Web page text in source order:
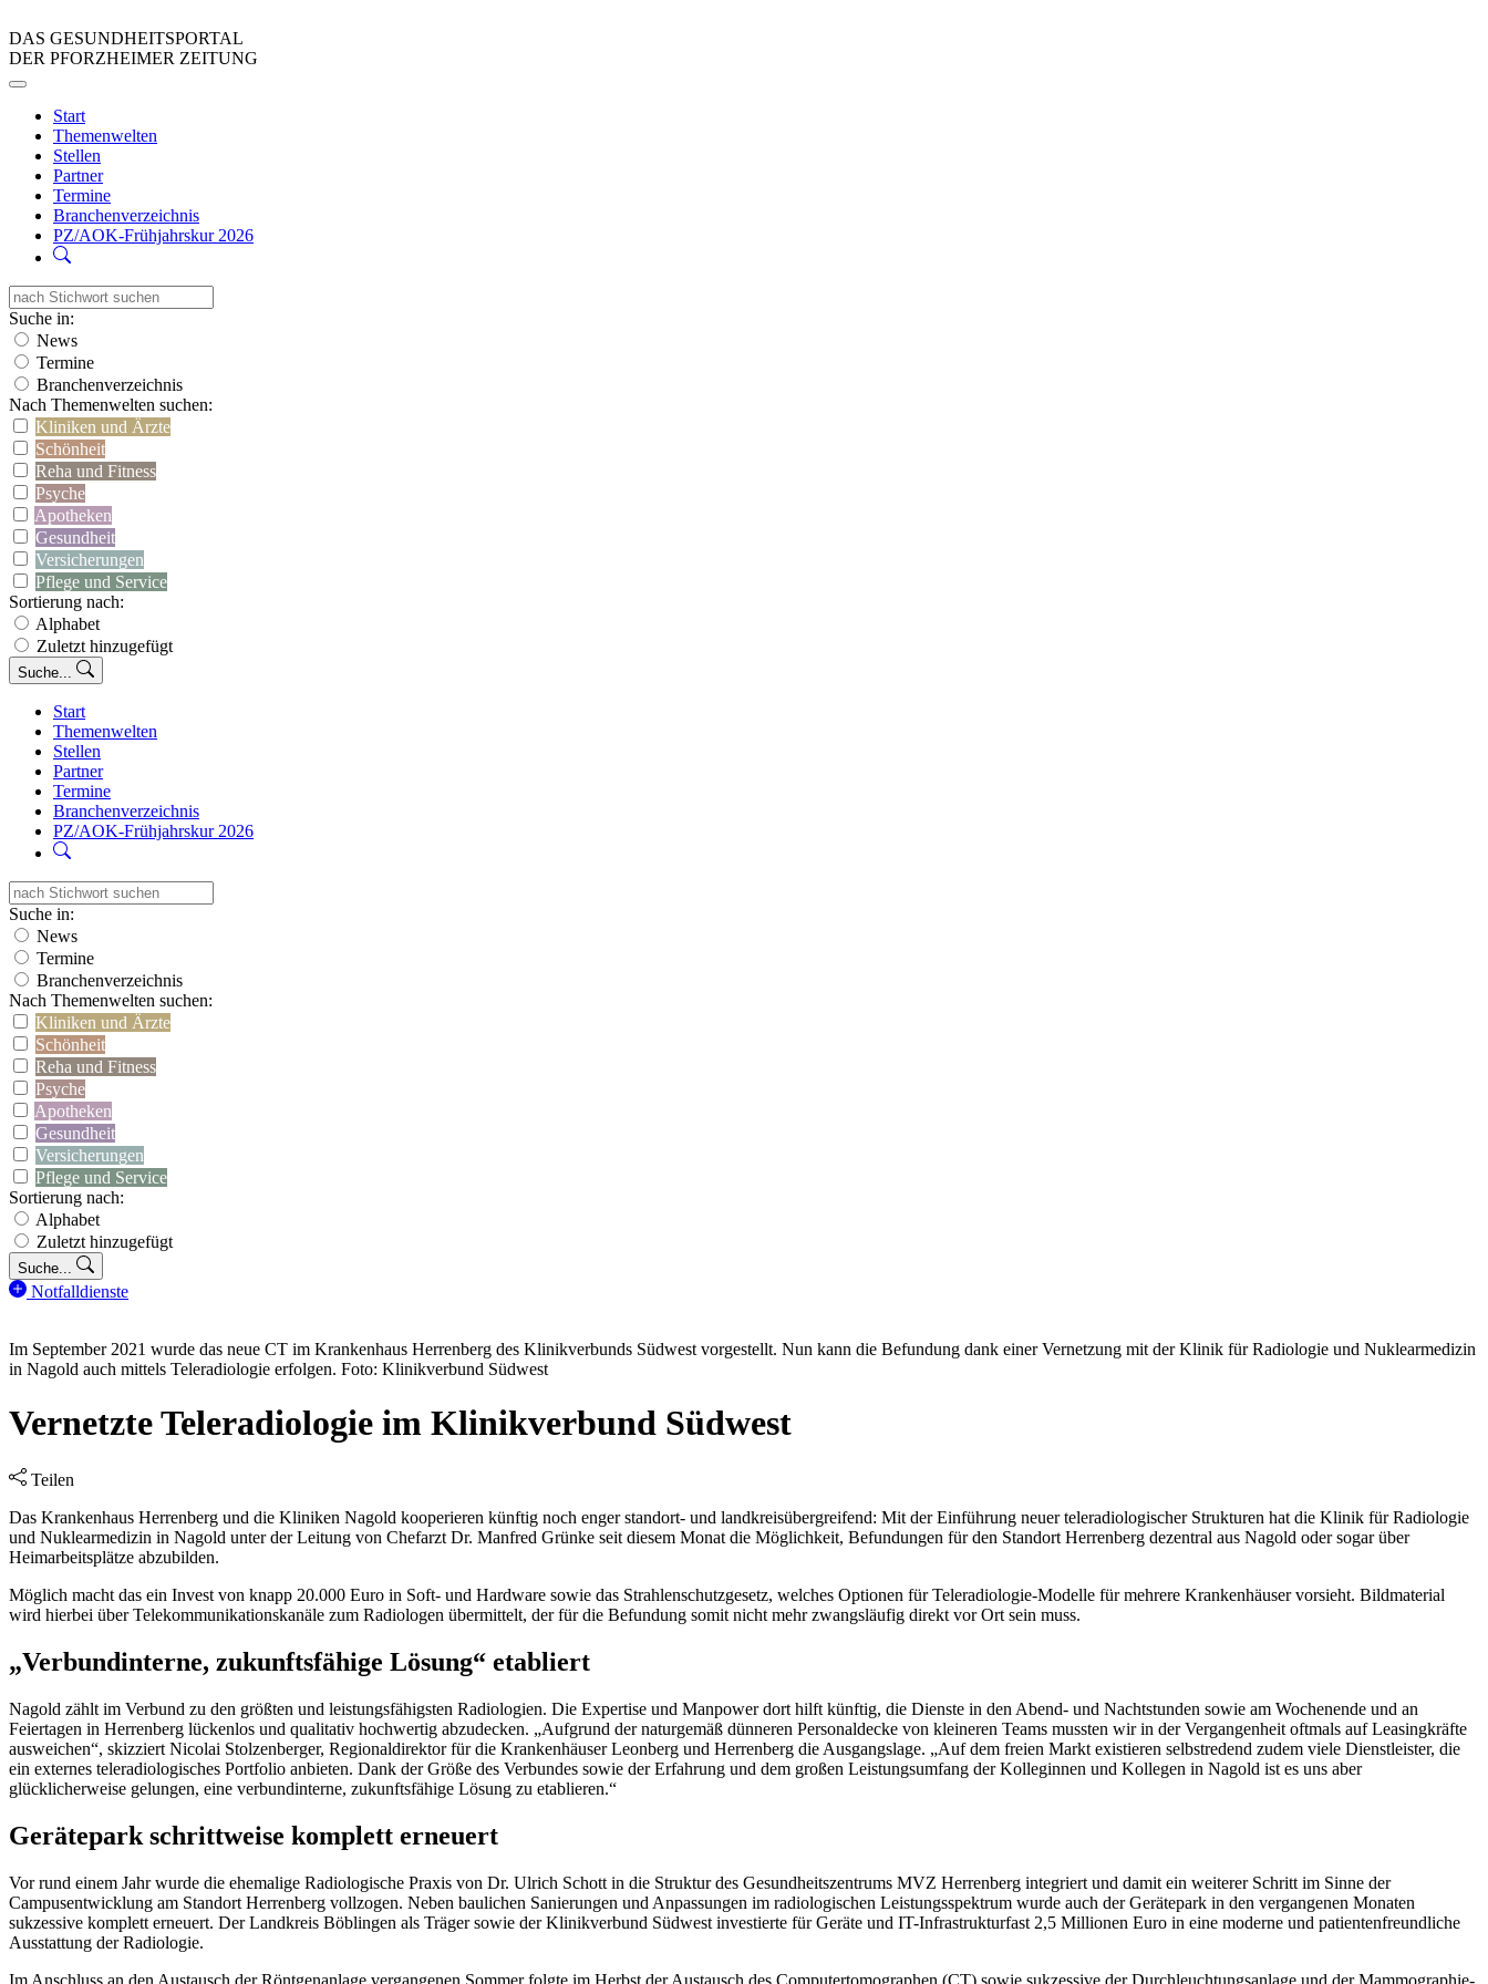
DAS GESUNDHEITSPORTAL
DER PFORZHEIMER ZEITUNG
Start
Themenwelten
Stellen
Partner
Termine
Branchenverzeichnis
PZ/AOK-Frühjahrskur 2026
Suche in:
News
Termine
Branchenverzeichnis
Nach Themenwelten suchen:
Kliniken und Ärzte
Schönheit
Reha und Fitness
Psyche
Apotheken
Gesundheit
Versicherungen
Pflege und Service
Sortierung nach:
Alphabet
Zuletzt hinzugefügt
Suche...
Start
Themenwelten
Stellen
Partner
Termine
Branchenverzeichnis
PZ/AOK-Frühjahrskur 2026
Suche in:
News
Termine
Branchenverzeichnis
Nach Themenwelten suchen:
Kliniken und Ärzte
Schönheit
Reha und Fitness
Psyche
Apotheken
Gesundheit
Versicherungen
Pflege und Service
Sortierung nach:
Alphabet
Zuletzt hinzugefügt
Suche...
Notfalldienste
Im September 2021 wurde das neue CT im Krankenhaus Herrenberg des Klinikverbunds Südwest vorgestellt. Nun kann die Befundung dank einer Vernetzung mit der Klinik für Radiologie und Nuklearmedizin
in Nagold auch mittels Teleradiologie erfolgen. Foto: Klinikverbund Südwest
Vernetzte Teleradiologie im Klinikverbund Südwest
Teilen
Das Krankenhaus Herrenberg und die Kliniken Nagold kooperieren künftig noch enger standort- und landkreisübergreifend: Mit der Einführung neuer teleradiologischer Strukturen hat die Klinik für Radiologie
und Nuklearmedizin in Nagold unter der Leitung von Chefarzt Dr. Manfred Grünke seit diesem Monat die Möglichkeit, Befundungen für den Standort Herrenberg dezentral aus Nagold oder sogar über
Heimarbeitsplätze abzubilden.
Möglich macht das ein Invest von knapp 20.000 Euro in Soft- und Hardware sowie das Strahlenschutzgesetz, welches Optionen für Teleradiologie-Modelle für mehrere Krankenhäuser vorsieht. Bildmaterial
wird hierbei über Telekommunikationskanäle zum Radiologen übermittelt, der für die Befundung somit nicht mehr zwangsläufig direkt vor Ort sein muss.
„Verbundinterne, zukunftsfähige Lösung“ etabliert
Nagold zählt im Verbund zu den größten und leistungsfähigsten Radiologien. Die Expertise und Manpower dort hilft künftig, die Dienste in den Abend- und Nachtstunden sowie am Wochenende und an
Feiertagen in Herrenberg lückenlos und qualitativ hochwertig abzudecken. „Aufgrund der naturgemäß dünneren Personaldecke von kleineren Teams mussten wir in der Vergangenheit oftmals auf Leasingkräfte
ausweichen“, skizziert Nicolai Stolzenberger, Regionaldirektor für die Krankenhäuser Leonberg und Herrenberg die Ausgangslage. „Auf dem freien Markt existieren selbstredend zudem viele Dienstleister, die
ein externes teleradiologisches Portfolio anbieten. Dank der Größe des Verbundes sowie der Erfahrung und dem großen Leistungsumfang der Kolleginnen und Kollegen in Nagold ist es uns aber
glücklicherweise gelungen, eine verbundinterne, zukunftsfähige Lösung zu etablieren.“
Gerätepark schrittweise komplett erneuert
Vor rund einem Jahr wurde die ehemalige Radiologische Praxis von Dr. Ulrich Schott in die Struktur des Gesundheitszentrums MVZ Herrenberg integriert und damit ein weiterer Schritt im Sinne der
Campusentwicklung am Standort Herrenberg vollzogen. Neben baulichen Sanierungen und Anpassungen im radiologischen Leistungsspektrum wurde auch der Gerätepark in den vergangenen Monaten
sukzessive komplett erneuert. Der Landkreis Böblingen als Träger sowie der Klinikverbund Südwest investierte für Geräte und IT-Infrastrukturfast 2,5 Millionen Euro in eine moderne und patientenfreundliche
Ausstattung der Radiologie.
Im Anschluss an den Austausch der Röntgenanlage vergangenen Sommer folgte im Herbst der Austausch des Computertomographen (CT) sowie sukzessive der Durchleuchtungsanlage und der Mammographie-